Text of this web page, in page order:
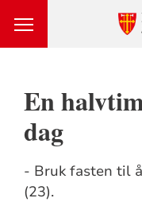
En
dag
- Bruk fasten til
(23).